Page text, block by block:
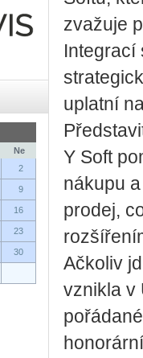
Ne
2
9
16
23
30
zvažuje
Integrací
uplatní
Y Soft
nákupu
prodej,
Ačkoliv
vznikla v